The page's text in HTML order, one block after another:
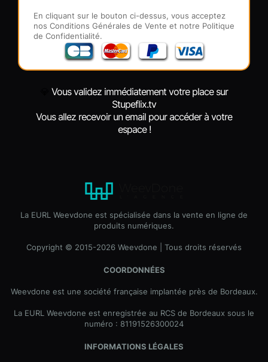
En cliquant sur le bouton ci-dessus, vous acceptez
nos Conditions Générales de Vente et notre Politique
de Confidentialité.
Vous validez immédiatement votre place sur
Stupeflix.tv
Vous allez recevoir un email pour accéder à votre
espace !
La EURL Weevdone est spécialisée dans la vente en ligne de
produits numériques.
Copyright © 2015-2026 Weevdone | Tous droits réservés
COORDONNÉES
Weevdone est une société française implantée près de Bordeaux.
La EURL Weevdone est enregistrée au RCS de Bordeaux sous le
numéro : 81191526300024
INFORMATIONS LÉGALES